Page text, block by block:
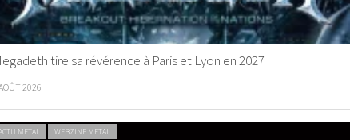
tire sa révérence à Paris et Lyon en 2027
2026
METAL WEBZINE METAL